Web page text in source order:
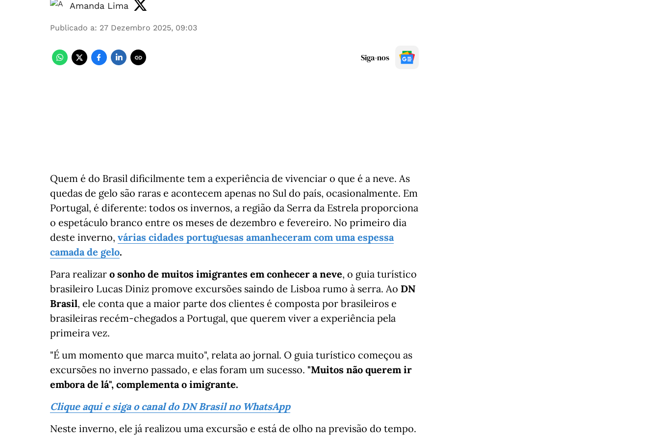
Amanda Lima
Publicado a: 27 Dezembro 2025, 09:03
Siga-nos
Quem é do Brasil dificilmente tem a experiência de vivenciar o que é a neve. As
quedas de gelo são raras e acontecem apenas no Sul do país, ocasionalmente. Em
Portugal, é diferente: todos os invernos, a região da Serra da Estrela proporciona
o espetáculo branco entre os meses de dezembro e fevereiro. No primeiro dia
deste inverno, várias cidades portuguesas amanheceram com uma espessa
camada de gelo.
Para realizar o sonho de muitos imigrantes em conhecer a neve, o guia turístico
brasileiro Lucas Diniz promove excursões saindo de Lisboa rumo à serra. Ao DN
Brasil, ele conta que a maior parte dos clientes é composta por brasileiros e
brasileiras recém-chegados a Portugal, que querem viver a experiência pela
primeira vez.
"É um momento que marca muito", relata ao jornal. O guia turístico começou as
excursões no inverno passado, e elas foram um sucesso. "Muitos não querem ir
embora de lá", complementa o imigrante.
Clique aqui e siga o canal do DN Brasil no WhatsApp
Neste inverno, ele já realizou uma excursão e está de olho na previsão do tempo.